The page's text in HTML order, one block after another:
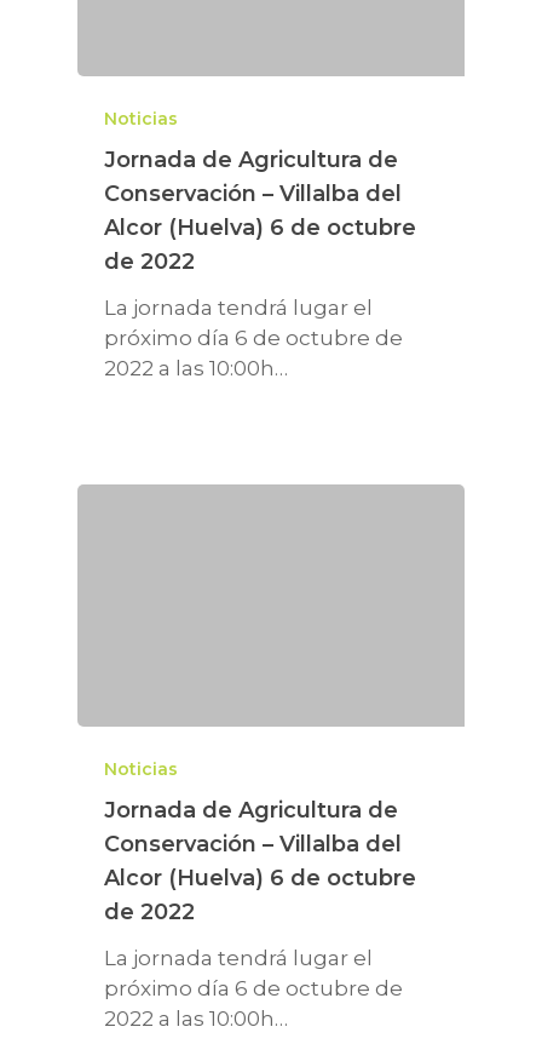
Noticias
Jornada de Agricultura de
Conservación – Villalba del
Alcor (Huelva) 6 de octubre
de 2022
La jornada tendrá lugar el
próximo día 6 de octubre de
2022 a las 10:00h…
Noticias
Jornada de Agricultura de
Conservación – Villalba del
Alcor (Huelva) 6 de octubre
de 2022
La jornada tendrá lugar el
próximo día 6 de octubre de
2022 a las 10:00h…
Asóciate
Fundamentos y
ACTUALIDAD
Artículos científicos
Informes